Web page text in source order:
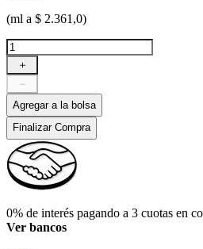
(ml a $ 2.361,0)
＋
－
Agregar a la bolsa
Finalizar Compra
0% de interés pagando a 3 cuotas en
Ver bancos